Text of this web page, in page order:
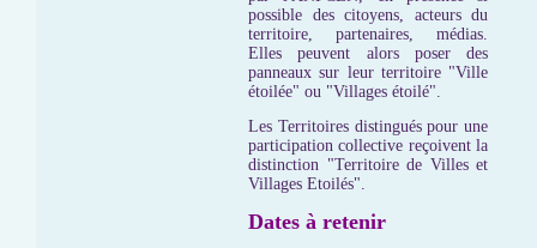
possible des citoyens, acteurs du
territoire, partenaires, médias.
Elles peuvent alors poser des
panneaux sur leur territoire "Ville
étoilée" ou "Villages étoilé".
Les Territoires distingués pour une
participation collective reçoivent la
distinction "Territoire de Villes et
Villages Etoilés".
Dates à retenir